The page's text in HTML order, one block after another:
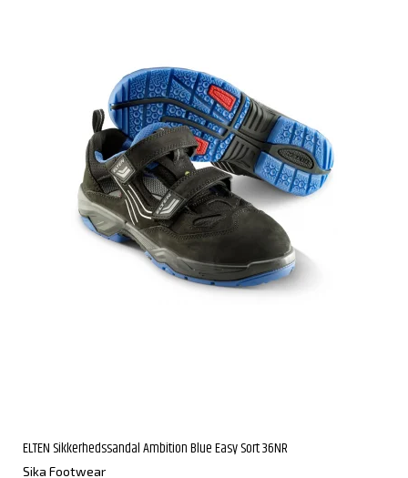
ELTEN Sikkerhedssandal Ambition Blue Easy Sort 36NR
Sika Footwear